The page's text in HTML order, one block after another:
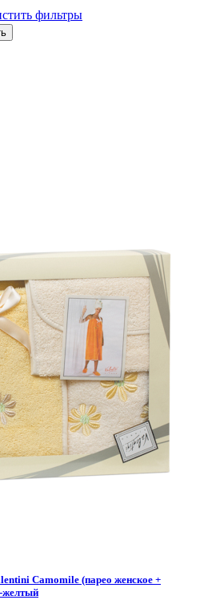
фильтры
Camomile (парео женское +
желтый